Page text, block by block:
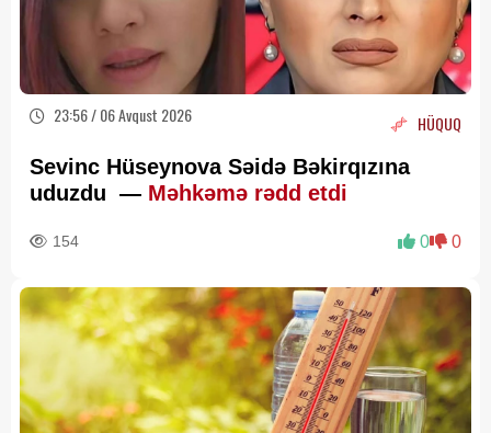
23:56 / 06 Avqust 2026 HÜQUQ
Sevinc Hüseynova Səidə Bəkirqızına
uduzdu — Məhkəmə rədd etdi
154 0 0